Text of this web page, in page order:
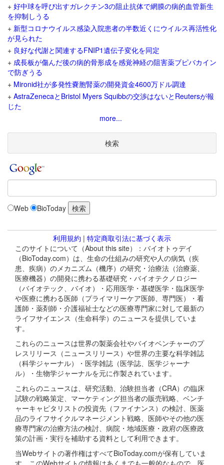
+ 好中球を呼び出すガレクチン3の阻止抗体で網膜の病的血管新生
を抑制しうる
+ 新型コロナウイルス感染入院患者の半数近くにウイルス再活性化
が見られた
+ 良好な代謝と関連するFNIP1遺伝子変化を同定
+ 成長板が傷んだ後の病的骨形成を感覚神経の阻害薬ブピバカイン
で防ぎうる
+ Mironid社が多発性嚢胞腎薬の開発資金4600万ドル調達
+ AstraZenecaとBristol Myers Squibbの交渉はないとReutersが報
じた
more...
検索
Web BioToday
利用規約 | 特定商取引法に基づく表示
このサイトについて（About this site）：バイオトゥデイ
（BioToday.com）は、生命の仕組みの研究や人の病気（疾
患、疾病）のメカニズム（機序）の研究・治療法（治療薬、
医療機器）の開発に携わる基礎研究・バイオテクノロジー
（バイオテック、バイオ）・応用医学・基礎医学・臨床医学
や医療に携わる医師（プライマリーケア医師、専門医）・看
護師・薬剤師・介護福祉士などの医療専門家に対して最新の
ライフサイエンス（生命科学）のニュースを提供していま
す。
これらのニュースは世界の製薬会社やバイオベンチャーのプ
レスリリース（ニュースリリース）や世界の主要な科学雑誌
（科学ジャーナル）・医学雑誌（医学誌、医学ジャーナ
ル）・生物学ジャーナルを元に作製されています。
これらのニュースは、研究活動、治験担当者（CRA）の臨床
試験の戦略策定、マーケティング担当者の販売戦略、ベンチ
ャーキャピタリストの投資先（ファイナンス）の検討、医薬
品のライフサイクルマネージメント戦略、医師やその他の医
療専門家の治療方法の検討、病院・地域医療・政府の医療政
策の計画・実行を補助する資料として利用できます。
当Webサイトの著作権はすべてBioToday.comが保有していま